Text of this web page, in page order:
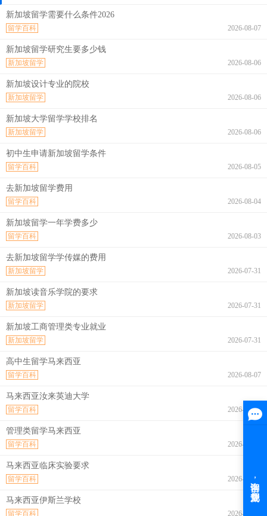
新加坡留学需要什么条件2026
2026-08-07
留学百科
新加坡留学研究生要多少钱
2026-08-06
新加坡留学
新加坡设计专业的院校
2026-08-06
新加坡留学
新加坡大学留学学校排名
2026-08-06
新加坡留学
初中生申请新加坡留学条件
2026-08-05
留学百科
去新加坡留学费用
2026-08-04
留学百科
新加坡留学一年学费多少
2026-08-03
留学百科
去新加坡留学学传媒的费用
2026-07-31
新加坡留学
新加坡读音乐学院的要求
2026-07-31
新加坡留学
新加坡工商管理类专业就业
2026-07-31
新加坡留学
高中生留学马来西亚
2026-08-07
留学百科
马来西亚汝来英迪大学
2026-08-07
留学百科
管理类留学马来西亚
2026-08-07
留学百科
马来西亚临床实验要求
2026-08-07
留学百科
马来西亚伊斯兰学校
2026-08-07
留学百科